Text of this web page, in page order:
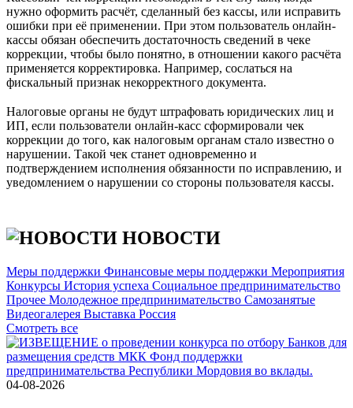
нужно оформить расчёт, сделанный без кассы, или исправить
ошибки при её применении. При этом пользователь онлайн-
кассы обязан обеспечить достаточность сведений в чеке
коррекции, чтобы было понятно, в отношении какого расчёта
применяется корректировка. Например, сослаться на
фискальный признак некорректного документа.
Налоговые органы не будут штрафовать юридических лиц и
ИП, если пользователи онлайн-касс сформировали чек
коррекции до того, как налоговым органам стало известно о
нарушении. Такой чек станет одновременно и
подтверждением исполнения обязанности по исправлению, и
уведомлением о нарушении со стороны пользователя кассы.
НОВОСТИ
Меры поддержки Финансовые меры поддержки Мероприятия
Конкурсы История успеха Социальное предпринимательство
Прочее Молодежное предпринимательство Самозанятые
Видеогалерея Выставка Россия
Cмотреть все
04-08-2026